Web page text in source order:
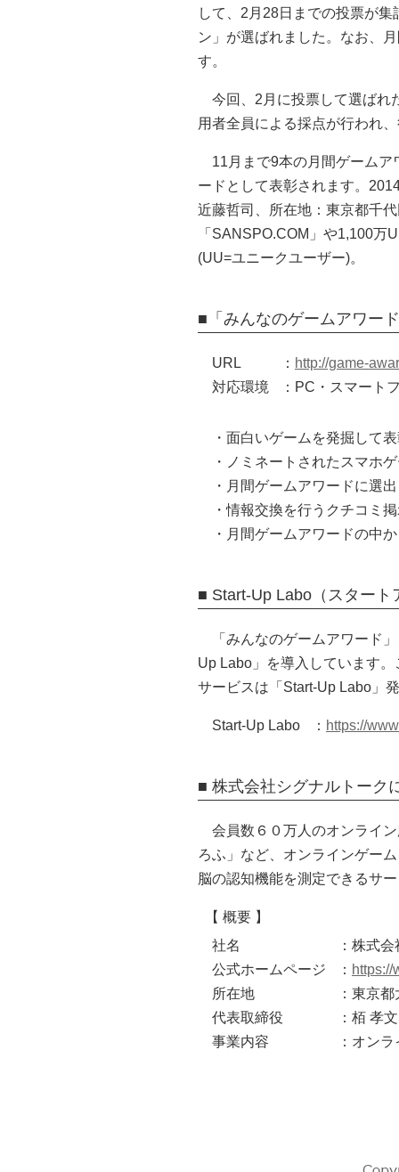
して、2月28日までの投票が
ン」が選ばれました。なお、
す。
今回、2月に投票して選ばれ
用者全員による採点が行われ
11月まで9本の月間ゲーム
ードとして表彰されます。
近藤哲司、所在地：東京都千
「SANSPO.COM」や1,100
(UU=ユニークユーザー)。
■「みんなのゲームアワー
URL ： http://game-
対応環境
：PC・スマート
・面白いゲームを発掘して
・ノミネートされたスマホ
・月間ゲームアワードに選
・情報交換を行うクチコミ
・月間ゲームアワードの中
■ Start-Up Labo（スタート
「みんなのゲームアワード
Up Labo」を導入しています
サービスは「Start-Up Labo」
Start-Up Labo ： https://
■ 株式会社シグナルトーク
会員数６０万人のオンライ
ろふ」など、オンラインゲー
脳の認知機能を測定できるサ
【 概要 】
社名
：株式
公式ホームページ
： https://
所在地
：東京
代表取締役
：栢 孝
事業内容
：オン